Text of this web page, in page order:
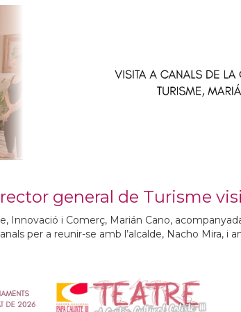
general de Turisme
Innovació i Comerç, Marián Cano,
per a reunir-se amb l’alcalde, Nacho Mira, i